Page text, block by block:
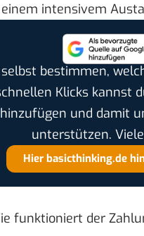
einem intensivem
bestimmen,
Klicks kannst
und damit
unterstützen.
Hier basicthinking.de
funktioniert der